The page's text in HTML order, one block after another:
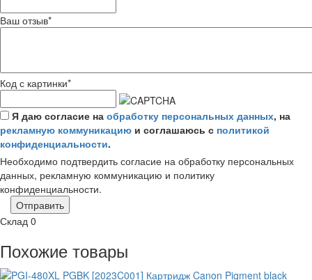
Ваш отзыв*
Код с картинки*
Я даю согласие на обработку персональных данных, на
рекламную коммуникацию и соглашаюсь с политикой
конфиденциальности.
Необходимо подтвердить согласие на обработку персональных
данных, рекламную коммуникацию и политику
конфиденциальности.
Отправить
Склад 0
Похожие товары